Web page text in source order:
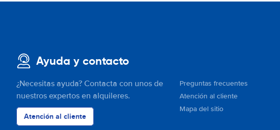
Ayuda y contacto
¿Necesitas ayuda? Contacta con unos de
nuestros expertos en alquileres.
Atención al cliente
Preguntas frecuentes
Atención al cliente
Mapa del sitio